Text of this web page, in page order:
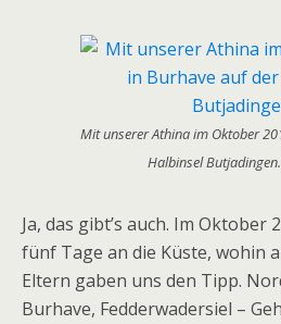
Mit unserer Athina im Oktober
Halbinsel Butjadingen.
Ja, das gibt’s auch. Im
fünf Tage an die Küste, wohin
Eltern gaben uns den Tipp.
Burhave, Fedderwadersiel –